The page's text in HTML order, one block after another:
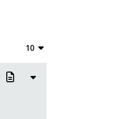
10
10
20